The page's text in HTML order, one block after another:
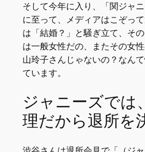
そして今年に入り、「関ジャ
に至って、メディアはこぞっ
は「結婚？」と騒ぎ立て、そ
は一般女性だの、またその女
山玲子さんじゃないの？なん
ています。
ジャニーズでは
理だから退所を